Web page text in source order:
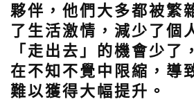
夥伴，他們大多都被繁
了生活激情，減少了個
「走出去」的機會少了
在不知不覺中限縮，導
難以獲得大幅提升。